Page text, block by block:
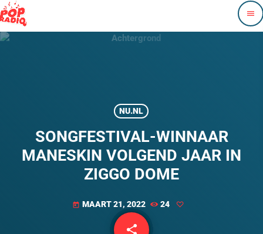
menu
NU.NL
SONGFESTIVAL-WINNAAR
MANESKIN VOLGEND JAAR IN
ZIGGO DOME
today MAART 21, 2022 24
share
email